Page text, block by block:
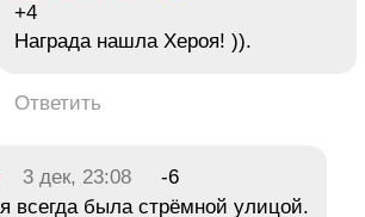
+4
Награда нашла Хероя! )).
Ответить
3 дек, 23:08
-6
всегда была стрёмной улицой.